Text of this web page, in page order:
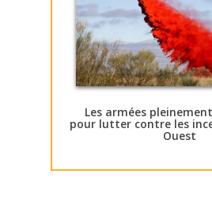
Les armées
pour lutter contre les
Ouest